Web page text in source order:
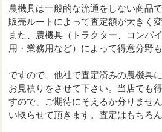
農機具は一般的な流通をしない商品
販売ルートによって査定額が大きく
また、農機具（トラクター、コンバ
用・業務用など）によって得意分野
ですので、他社で査定済みの農機具
お見積りをさせて下さい。当店でも
すので、ご期待にそえるか分りませ
い取らせて頂きます。査定はもちろん